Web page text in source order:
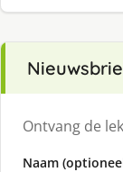
Ontvang de
Naam